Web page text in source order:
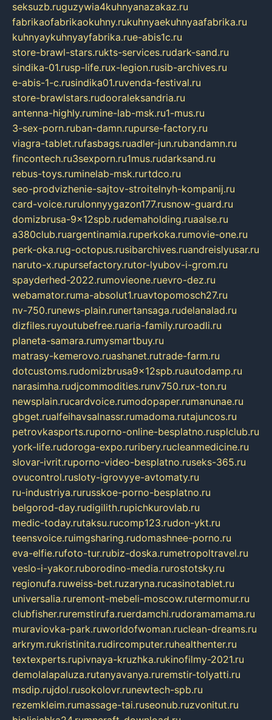
seksuzb.ruguzywia4kuhnyanazakaz.ru
fabrikaofabrikaokuhny.rukuhnyaekuhnyaafabrika.ru
kuhnyaykuhnyayfabrika.rue-abis1c.ru
store-brawl-stars.rukts-services.rudark-sand.ru
sindika-01.rusp-life.rux-legion.rusib-archives.ru
e-abis-1-c.rusindika01.ruvenda-festival.ru
store-brawlstars.rudooraleksandria.ru
antenna-highly.rumine-lab-msk.ru1-mus.ru
3-sex-porn.ruban-damn.rupurse-factory.ru
viagra-tablet.rufasbags.ruadler-jun.rubandamn.ru
fincontech.ru3sexporn.ru1mus.rudarksand.ru
rebus-toys.ruminelab-msk.rurtdco.ru
seo-prodvizhenie-sajtov-stroitelnyh-kompanij.ru
card-voice.rurulonnyygazon177.rusnow-guard.ru
domizbrusa-9x12spb.rudemaholding.ruaalse.ru
a380club.ruargentinamia.ruperkoka.rumovie-one.ru
perk-oka.rug-octopus.rusibarchives.ruandreislyusar.ru
naruto-x.rupursefactory.rutor-lyubov-i-grom.ru
spayderhed-2022.rumovieone.ruevro-dez.ru
webamator.ruma-absolut1.ruavtopomosch27.ru
nv-750.runews-plain.runertansaga.rudelanalad.ru
dizfiles.ruyoutubefree.ruaria-family.ruroadli.ru
planeta-samara.rumysmartbuy.ru
matrasy-kemerovo.ruashanet.rutrade-farm.ru
dotcustoms.rudomizbrusa9x12spb.ruautodamp.ru
narasimha.rudjcommodities.runv750.rux-ton.ru
newsplain.rucardvoice.rumodopaper.rumanunae.ru
gbget.rualfeihavsalnassr.rumadoma.rutajuncos.ru
petrovkasports.ruporno-online-besplatno.rusplclub.ru
york-life.rudoroga-expo.ruribery.rucleanmedicine.ru
slovar-ivrit.ruporno-video-besplatno.ruseks-365.ru
ovucontrol.rusloty-igrovyye-avtomaty.ru
ru-industriya.rurusskoe-porno-besplatno.ru
belgorod-day.rudigilith.rupichkurovlab.ru
medic-today.rutaksu.rucomp123.rudon-ykt.ru
teensvoice.ruimgsharing.rudomashnee-porno.ru
eva-elfie.rufoto-tur.rubiz-doska.rumetropoltravel.ru
veslo-i-yakor.ruborodino-media.rurostotsky.ru
regionufa.ruweiss-bet.ruzaryna.rucasinotablet.ru
universalia.ruremont-mebeli-moscow.rutermomur.ru
clubfisher.ruremstirufa.ruerdamchi.rudoramamama.ru
muraviovka-park.ruworldofwoman.ruclean-dreams.ru
arkrym.rukristinita.rudircomputer.ruhealthenter.ru
textexperts.rupivnaya-kruzhka.rukinofilmy-2021.ru
demolalapaluza.rutanyavanya.ruremstir-tolyatti.ru
msdip.rujdol.rusokolovr.runewtech-spb.ru
rezemkleim.rumassage-tai.ruseonub.ruzvonitut.ru